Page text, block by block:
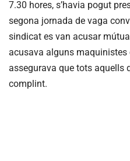
7.30 hores, s’havia pogut
segona jornada de vaga
sindicat es van acusar
acusava alguns
assegurava que tots aquells
complint.